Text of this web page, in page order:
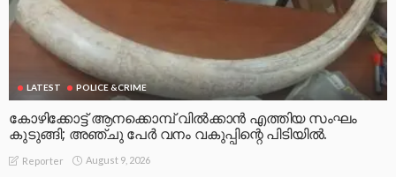
LATEST POLICE &CRIME
കോഴിക്കോട്ട് ആനക്കൊമ്പ് വിൽക്കാൻ എത്തിയ സംഘം
കുടുങ്ങി; അഞ്ചു പേർ വനം വകുപ്പിന്റെ പിടിയിൽ.
Reporter August 9, 2026